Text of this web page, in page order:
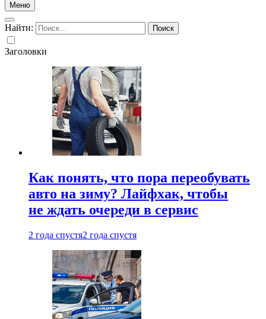
Меню
Найти:
Заголовки
Как понять, что пора переобувать
авто на зиму? Лайфхак, чтобы
не ждать очереди в сервис
2 года спустя2 года спустя